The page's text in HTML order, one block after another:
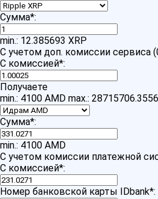
Сумма*:
min.: 12.385693 XRP
С учетом доп. комиссии сервиса
С комиссией*:
Получаете
min.: 4100 AMD max.:
Сумма*:
min.: 4100 AMD
С учетом комиссии платежной
С комиссией*:
Номер банковской карты IDbank*: